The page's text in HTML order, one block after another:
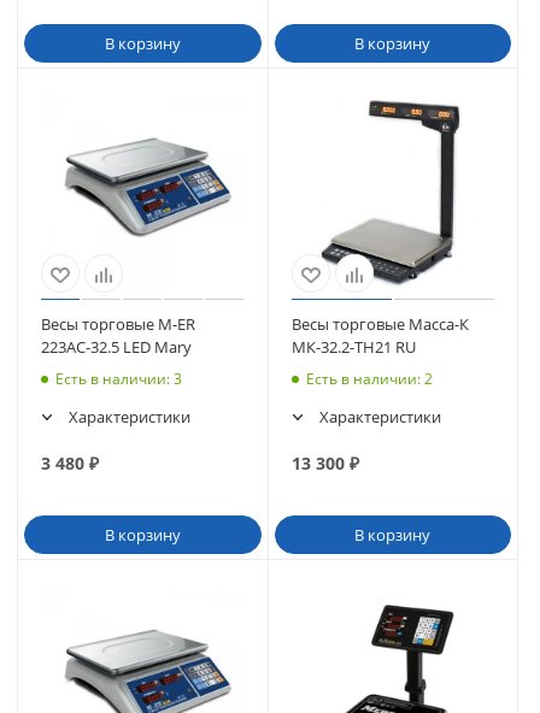
В корзину В корзину
Весы торговые M-ER
223AC-32.5 LED Mary
Есть в наличии: 3
Характеристики
3 480 ₽
В корзину
Весы торговые Масса-К
МК-32.2-ТН21 RU
Есть в наличии: 2
Характеристики
13 300₽
В корзину